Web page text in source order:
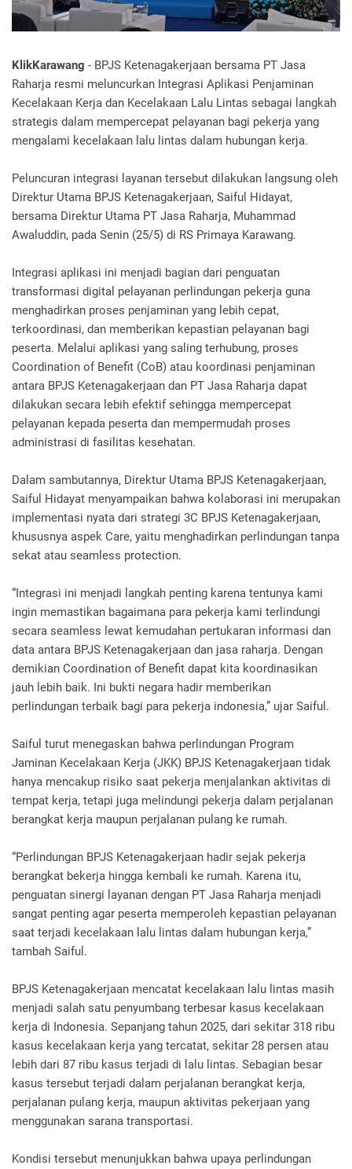
KlikKarawang - BPJS Ketenagakerjaan bersama PT Jasa
Raharja resmi meluncurkan Integrasi Aplikasi Penjaminan
Kecelakaan Kerja dan Kecelakaan Lalu Lintas sebagai langkah
strategis dalam mempercepat pelayanan bagi pekerja yang
mengalami kecelakaan lalu lintas dalam hubungan kerja.
Peluncuran integrasi layanan tersebut dilakukan langsung oleh
Direktur Utama BPJS Ketenagakerjaan, Saiful Hidayat,
bersama Direktur Utama PT Jasa Raharja, Muhammad
Awaluddin, pada Senin (25/5) di RS Primaya Karawang.
Integrasi aplikasi ini menjadi bagian dari penguatan
transformasi digital pelayanan perlindungan pekerja guna
menghadirkan proses penjaminan yang lebih cepat,
terkoordinasi, dan memberikan kepastian pelayanan bagi
peserta. Melalui aplikasi yang saling terhubung, proses
Coordination of Benefit (CoB) atau koordinasi penjaminan
antara BPJS Ketenagakerjaan dan PT Jasa Raharja dapat
dilakukan secara lebih efektif sehingga mempercepat
pelayanan kepada peserta dan mempermudah proses
administrasi di fasilitas kesehatan.
Dalam sambutannya, Direktur Utama BPJS Ketenagakerjaan,
Saiful Hidayat menyampaikan bahwa kolaborasi ini merupakan
implementasi nyata dari strategi 3C BPJS Ketenagakerjaan,
khususnya aspek Care, yaitu menghadirkan perlindungan tanpa
sekat atau seamless protection.
“Integrasi ini menjadi langkah penting karena tentunya kami
ingin memastikan bagaimana para pekerja kami terlindungi
secara seamless lewat kemudahan pertukaran informasi dan
data antara BPJS Ketenagakerjaan dan jasa raharja. Dengan
demikian Coordination of Benefit dapat kita koordinasikan
jauh lebih baik. Ini bukti negara hadir memberikan
perlindungan terbaik bagi para pekerja indonesia,” ujar Saiful.
Saiful turut menegaskan bahwa perlindungan Program
Jaminan Kecelakaan Kerja (JKK) BPJS Ketenagakerjaan tidak
hanya mencakup risiko saat pekerja menjalankan aktivitas di
tempat kerja, tetapi juga melindungi pekerja dalam perjalanan
berangkat kerja maupun perjalanan pulang ke rumah.
“Perlindungan BPJS Ketenagakerjaan hadir sejak pekerja
berangkat bekerja hingga kembali ke rumah. Karena itu,
penguatan sinergi layanan dengan PT Jasa Raharja menjadi
sangat penting agar peserta memperoleh kepastian pelayanan
saat terjadi kecelakaan lalu lintas dalam hubungan kerja,”
tambah Saiful.
BPJS Ketenagakerjaan mencatat kecelakaan lalu lintas masih
menjadi salah satu penyumbang terbesar kasus kecelakaan
kerja di Indonesia. Sepanjang tahun 2025, dari sekitar 318 ribu
kasus kecelakaan kerja yang tercatat, sekitar 28 persen atau
lebih dari 87 ribu kasus terjadi di lalu lintas. Sebagian besar
kasus tersebut terjadi dalam perjalanan berangkat kerja,
perjalanan pulang kerja, maupun aktivitas pekerjaan yang
menggunakan sarana transportasi.
Kondisi tersebut menunjukkan bahwa upaya perlindungan